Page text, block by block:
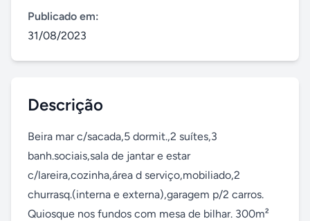
Publicado em:
31/08/2023
Descrição
Beira mar c/sacada,5 dormit.,2 suítes,3
banh.sociais,sala de jantar e estar
c/lareira,cozinha,área d serviço,mobiliado,2
churrasq.(interna e externa),garagem p/2 carros.
Quiosque nos fundos com mesa de bilhar. 300m²